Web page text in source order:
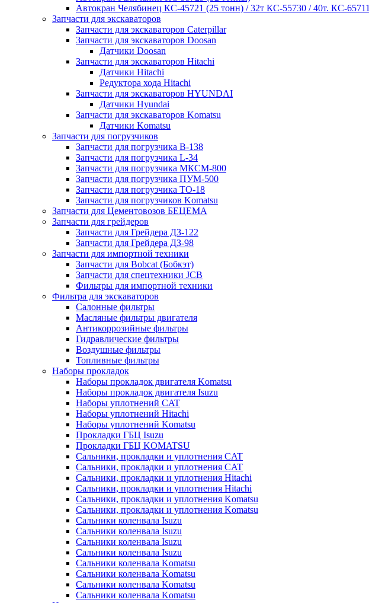
Автокран Челябинец КС-45721 (25 тонн) / 32т КС-55730 / 40т. КС-65711
Запчасти для экскаваторов
Запчасти для экскаваторов Caterpillar
Запчасти для экскаваторов Doosan
Датчики Doosan
Запчасти для экскаваторов Hitachi
Датчики Hitachi
Редуктора хода Hitachi
Запчасти для экскаваторов HYUNDAI
Датчики Hyundai
Запчасти для экскаваторов Komatsu
Датчики Komatsu
Запчасти для погрузчиков
Запчасти для погрузчика B-138
Запчасти для погрузчика L-34
Запчасти для погрузчика МКСМ-800
Запчасти для погрузчика ПУМ-500
Запчасти для погрузчика ТО-18
Запчасти для погрузчиков Komatsu
Запчасти для Цементовозов БЕЦЕМА
Запчасти для грейдеров
Запчасти для Грейдера ДЗ-122
Запчасти для Грейдера ДЗ-98
Запчасти для импортной техники
Запчасти для Bobcat (Бобкэт)
Запчасти для спецтехники JCB
Фильтры для импортной техники
Фильтра для экскаваторов
Салонные фильтры
Масляные фильтры двигателя
Антикоррозийные фильтры
Гидравлические фильтры
Воздушные фильтры
Топливные фильтры
Наборы прокладок
Наборы прокладок двигателя Komatsu
Наборы прокладок двигателя Isuzu
Наборы уплотнений CAT
Наборы уплотнений Hitachi
Наборы уплотнений Komatsu
Прокладки ГБЦ Isuzu
Прокладки ГБЦ KOMATSU
Сальники, прокладки и уплотнения CAT
Сальники, прокладки и уплотнения CAT
Сальники, прокладки и уплотнения Hitachi
Сальники, прокладки и уплотнения Hitachi
Сальники, прокладки и уплотнения Komatsu
Сальники, прокладки и уплотнения Komatsu
Сальники коленвала Isuzu
Сальники коленвала Isuzu
Сальники коленвала Isuzu
Сальники коленвала Isuzu
Сальники коленвала Komatsu
Сальники коленвала Komatsu
Сальники коленвала Komatsu
Сальники коленвала Komatsu